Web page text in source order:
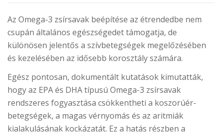
Az Omega-3 zsírsavak beépítése az étrendedbe nem
csupán általános egészségedet támogatja, de
különösen jelentős a szívbetegségek megelőzésében
és kezelésében az idősebb korosztály számára.
Egész pontosan, dokumentált kutatások kimutatták,
hogy az EPA és DHA típusú Omega-3 zsírsavak
rendszeres fogyasztása csökkentheti a koszorúér-
betegségek, a magas vérnyomás és az aritmiák
kialakulásának kockázatát. Ez a hatás részben a